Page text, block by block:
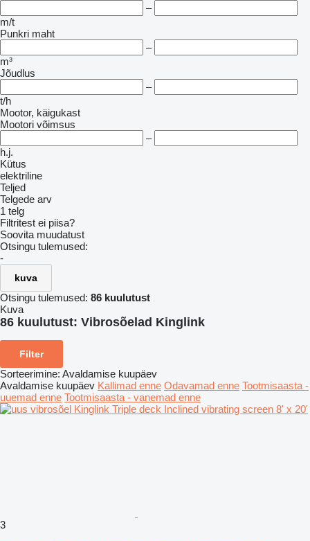
–
m/t
Punkri maht
–
m³
Jõudlus
–
t/h
Mootor, käigukast
Mootori võimsus
–
h.j.
Kütus
elektriline
Teljed
Telgede arv
1 telg
Filtritest ei piisa?
Soovita muudatust
Otsingu tulemused:
-
kuva
Otsingu tulemused: 86 kuulutust
Kuva
86 kuulutust: Vibrosõelad Kinglink
Filter
Sorteerimine: Avaldamise kuupäev
Avaldamise kuupäev Kallimad enne Odavamad enne Tootmisaasta -
uuemad enne Tootmisaasta - vanemad enne
3